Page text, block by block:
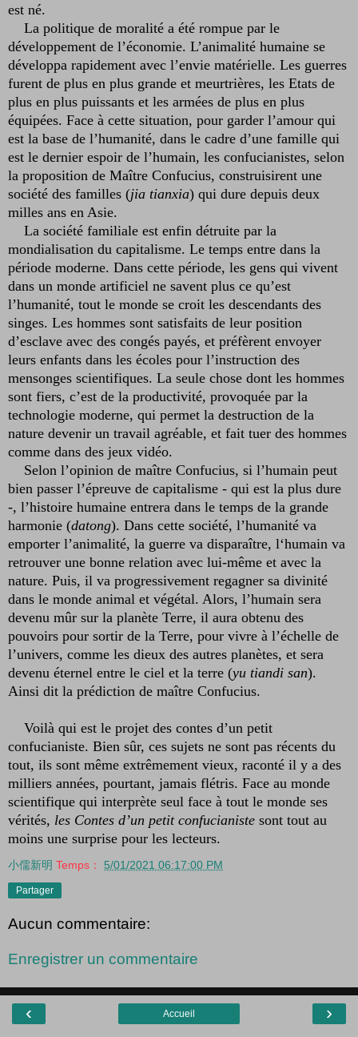
est né.
La politique de moralité a été rompue par le
développement de l’économie. L’animalité humaine se
développa rapidement avec l’envie matérielle. Les guerres
furent de plus en plus grande et meurtrières, les Etats de
plus en plus puissants et les armées de plus en plus
équipées. Face à cette situation, pour garder l’amour qui
est la base de l’humanité, dans le cadre d’une famille qui
est le dernier espoir de l’humain, les confucianistes, selon
la proposition de Maître Confucius, construisirent une
société des familles (jia tianxia) qui dure depuis deux
milles ans en Asie.
La société familiale est enfin détruite par la
mondialisation du capitalisme. Le temps entre dans la
période moderne. Dans cette période, les gens qui vivent
dans un monde artificiel ne savent plus ce qu’est
l’humanité, tout le monde se croit les descendants des
singes. Les hommes sont satisfaits de leur position
d’esclave avec des congés payés, et préfèrent envoyer
leurs enfants dans les écoles pour l’instruction des
mensonges scientifiques. La seule chose dont les hommes
sont fiers, c’est de la productivité, provoquée par la
technologie moderne, qui permet la destruction de la
nature devenir un travail agréable, et fait tuer des hommes
comme dans des jeux vidéo.
Selon l’opinion de maître Confucius, si l’humain peut
bien passer l’épreuve de capitalisme - qui est la plus dure
-, l’histoire humaine entrera dans le temps de la grande
harmonie (datong). Dans cette société, l’humanité va
emporter l’animalité, la guerre va disparaître, l‘humain va
retrouver une bonne relation avec lui-même et avec la
nature. Puis, il va progressivement regagner sa divinité
dans le monde animal et végétal. Alors, l’humain sera
devenu mûr sur la planète Terre, il aura obtenu des
pouvoirs pour sortir de la Terre, pour vivre à l’échelle de
l’univers, comme les dieux des autres planètes, et sera
devenu éternel entre le ciel et la terre (yu tiandi san).
Ainsi dit la prédiction de maître Confucius.
Voilà qui est le projet des contes d’un petit
confucianiste. Bien sûr, ces sujets ne sont pas récents du
tout, ils sont même extrêmement vieux, raconté il y a des
milliers années, pourtant, jamais flétris. Face au monde
scientifique qui interprète seul face à tout le monde ses
vérités, les Contes d’un petit confucianiste sont tout au
moins une surprise pour les lecteurs.
小儒新明 Temps： 5/01/2021 06:17:00 PM
Partager
Aucun commentaire:
Enregistrer un commentaire
‹ ›
Accueil